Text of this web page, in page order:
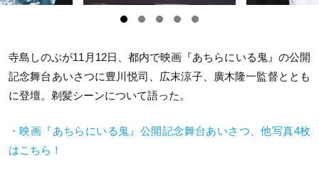
寺島しのぶが11月12日、都内で映画『あちらにいる鬼』の公開
記念舞台あいさつに豊川悦司、広末涼子、廣木隆一監督ととも
に登壇。剃髪シーンについて語った。
・映画『あちらにいる鬼』公開記念舞台あいさつ、他写真4枚
はこちら！